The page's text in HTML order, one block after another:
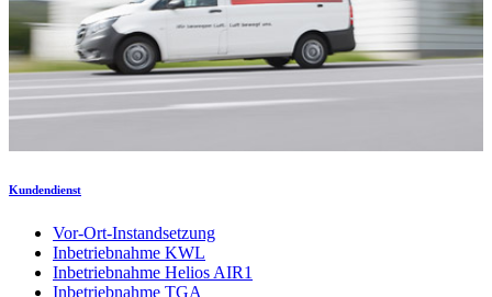
Kundendienst
Vor-Ort-Instandsetzung
Inbetriebnahme KWL
Inbetriebnahme Helios AIR1
Inbetriebnahme TGA